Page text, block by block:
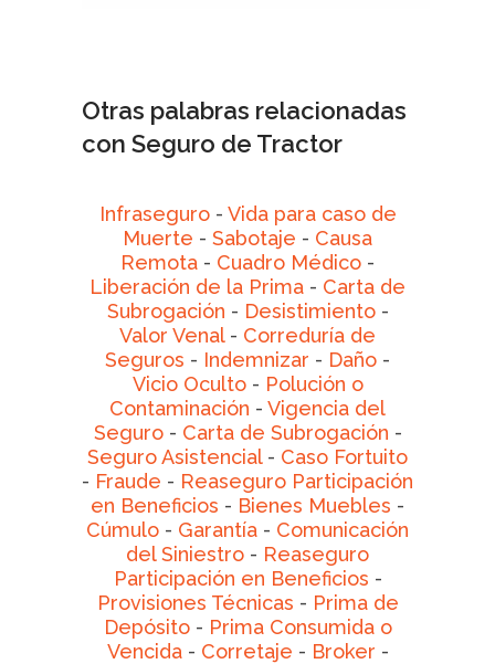
Otras palabras relacionadas
con Seguro de Tractor
Infraseguro- Vida para caso de
Muerte - Sabotaje - Causa
Remota - Cuadro Médico -
Liberación de la Prima - Carta de
Subrogación - Desistimiento-
Valor Venal- Correduría de
Seguros - Indemnizar - Daño -
Vicio Oculto- Polución o
Contaminación - Vigencia del
Seguro- Carta de Subrogación -
Seguro Asistencial- Caso Fortuito
- Fraude - Reaseguro Participación
en Beneficios - Bienes Muebles -
Cúmulo - Garantía - Comunicación
del Siniestro - Reaseguro
Participación en Beneficios -
Provisiones Técnicas - Prima de
Depósito- Prima Consumida o
Vencida- Corretaje - Broker -